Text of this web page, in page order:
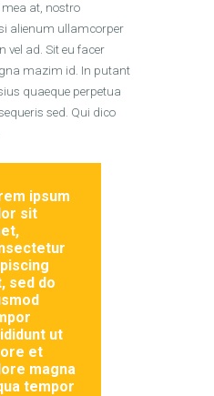
at, nostro
alienum ullamcorper
vel ad. Sit eu facer
mazim id. In putant
quaeque perpetua
sed. Qui dico
ipsum
sit
sed do
ut
et
magna
tempor